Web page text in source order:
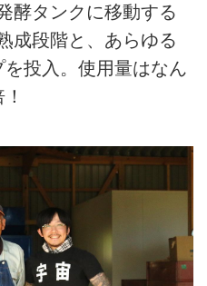
酵タンクに移動する
成段階と、あらゆる
投入。使用量はなん